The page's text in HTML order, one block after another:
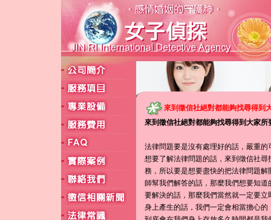
來到徵信社絕對都能夠找尋得到
來到徵信社絕對都能夠找尋得到大家所
法律問題要是沒有處理好的話，嚴重
想要了解法律問題的話，來到徵信社
務，所以要是想要盡快的把法律問題
師幫我們解答的話，那麼我們想要知
要解決的話，那麼我們當然就一定要
身上產生的話，我們一定會相當擔心